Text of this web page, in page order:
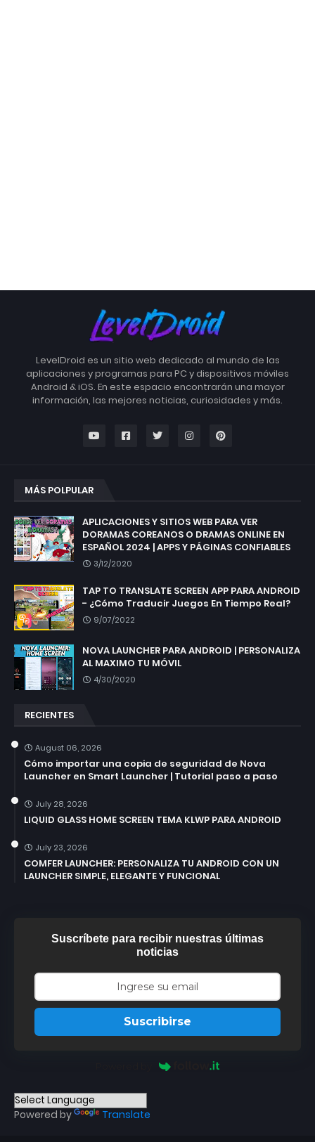
LevelDroid es un sitio web dedicado al mundo de las
aplicaciones y programas para PC y dispositivos móviles
Android & iOS. En este espacio encontrarán una mayor
información, las mejores noticias, curiosidades y más.
MÁS POLPULAR
APLICACIONES Y SITIOS WEB PARA VER
DORAMAS COREANOS O DRAMAS ONLINE EN
ESPAÑOL 2024 | APPS Y PÁGINAS CONFIABLES
3/12/2020
TAP TO TRANSLATE SCREEN APP PARA ANDROID
- ¿Cómo Traducir Juegos En Tiempo Real?
9/07/2022
NOVA LAUNCHER PARA ANDROID | PERSONALIZA
AL MAXIMO TU MÓVIL
4/30/2020
RECIENTES
August 06, 2026
Cómo importar una copia de seguridad de Nova
Launcher en Smart Launcher | Tutorial paso a paso
July 28, 2026
LIQUID GLASS HOME SCREEN TEMA KLWP PARA ANDROID
July 23, 2026
COMFER LAUNCHER: PERSONALIZA TU ANDROID CON UN
LAUNCHER SIMPLE, ELEGANTE Y FUNCIONAL
Suscríbete para recibir nuestras últimas
noticias
Suscribirse
Powered by Translate